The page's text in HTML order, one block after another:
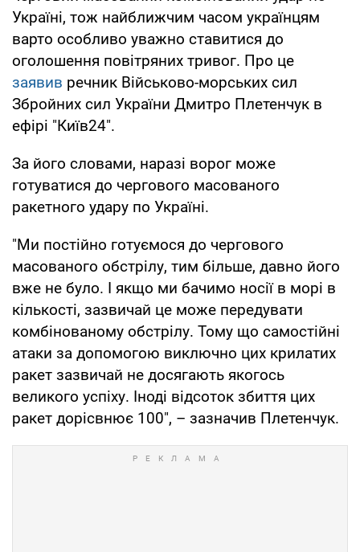
Україні, тож найближчим часом українцям
варто особливо уважно ставитися до
оголошення повітряних тривог. Про це
заявив речник Військово-морських сил
Збройних сил України Дмитро Плетенчук в
ефірі "Київ24".
За його словами, наразі ворог може
готуватися до чергового масованого
ракетного удару по Україні.
"Ми постійно готуємося до чергового
масованого обстрілу, тим більше, давно його
вже не було. І якщо ми бачимо носії в морі в
кількості, зазвичай це може передувати
комбінованому обстрілу. Тому що самостійні
атаки за допомогою виключно цих крилатих
ракет зазвичай не досягають якогось
великого успіху. Іноді відсоток збиття цих
ракет дорісвнює 100", – зазначив Плетенчук.